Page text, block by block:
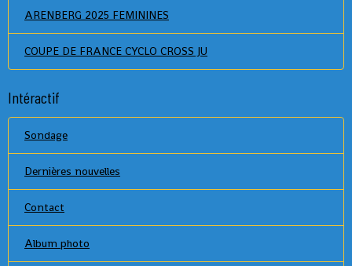
ARENBERG 2025 FEMININES
COUPE DE FRANCE CYCLO CROSS JU
Intéractif
Sondage
Dernières nouvelles
Contact
Album photo